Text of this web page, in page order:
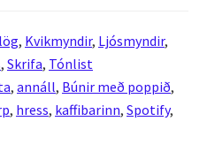
, Kvikmyndir, Ljósmyndir,
, Skrifa, Tónlist
, annáll, Búnir með poppið,
, hress, kaffibarinn, Spotify,